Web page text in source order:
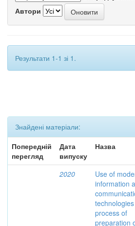
Автори
Результати 1-1 зі 1.
Знайдені матеріали:
Попередній
перегляд
Дата
випуску
Назва
2020
Use of
information
process of
preparation